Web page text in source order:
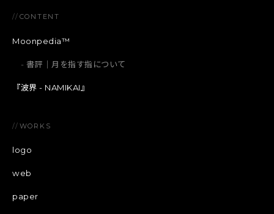
// CONTENT
Moonpedia™
書評｜月を指す指について
『波界 - NAMIKAI』
// WORKS
logo
web
paper